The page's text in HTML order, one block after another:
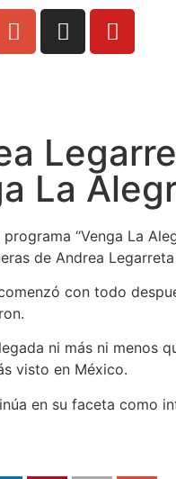
La
“Venga La
de Andrea
con todo
ni más ni menos
visto en México.
en su faceta como